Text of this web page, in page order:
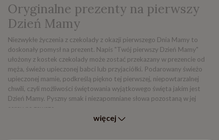
Oryginalne prezenty na pierwszy
Dzień Mamy
Niezwykłe życzenia z czekolady z okazji pierwszego Dnia Mamy to
doskonały pomysł na prezent. Napis "Twój pierwszy Dzień Mamy"
ułożony z kostek czekolady może zostać przekazany w prezencie od
męża, świeżo upieczonej babci lub przyjaciółki. Podarowany świeżo
upieczonej mamie, podkreślą piękno tej pierwszej, niepowtarzalnej
chwili, czyli możliwości świętowania wyjątkowego święta jakim jest
Dzień Mamy. Pyszny smak i niezapomniane słowa pozostaną w jej
sercu na zawsze.
więcej